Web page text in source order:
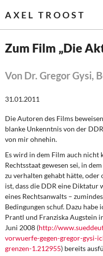
AXEL TROOST
Leitlinien linker
Wirtschaftspolitik
Steuer- und Finanzpolitik
Öffentliche Infrastruktur
Eurokrise und
DIE LINKE
Weitere Themen
Zum Film „Die
Von Dr. Gregor Gysi,
31.01.2011
Die Autoren des Films
blanke Unkenntnis von der
von mir ohnehin.
Es wird in dem Film auch nicht
Rechtsstaat ge­wesen sei, in
zu verhalten gehabt hätte,
ist, dass die DDR eine Diktatur
eines Rechtsanwalts –
Be­dingungen schuf. Dazu
Prantl und Franziska Augstein
Juni 2008 (http://
vorwuerfe-gegen-gregor-gysi-
grenzen-1.212955) bereits